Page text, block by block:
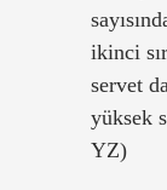
ikinci
servet
yüksek
YZ)